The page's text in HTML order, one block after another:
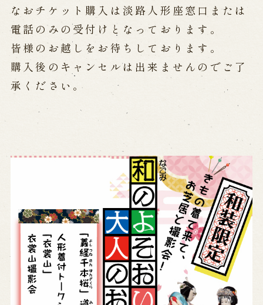
学校公演
海外旅行客向け特別公演「くにうみ」
歴史
淡路島と国生み神話
営業日時・料金 アクセス 館内のご案内
お問い合わせ
よくあるご質問
メールでお問い合わせ
お電話でお問い合わせ
なおチケット購入は淡路人形座窓口または
電話のみの受付けとなっております。
皆様のお越しをお待ちしております。
購入後のキャンセルは出来ませんのでご了
承ください。